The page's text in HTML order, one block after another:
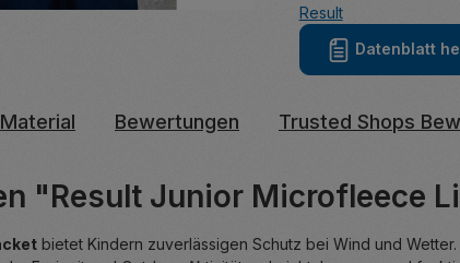
Result
Datenblatt
Material Bewertungen Trusted Shops
"Result Junior Microfleece
bietet Kindern zuverlässigen Schutz bei Wind und